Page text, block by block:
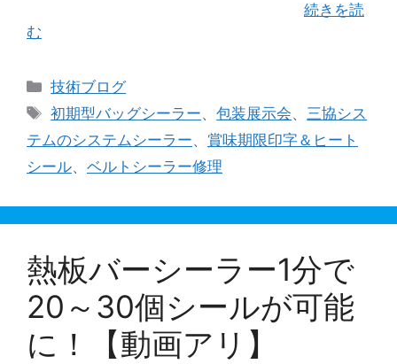
続きを読
む
カ
テ
リ
ー
技術ブログ
タ
グ
初期型バッグシーラー、包装展示会、三協シス
テムのシステムシーラー、 賞味期限印字＆ヒート
シール、 ベルトシーラー修理
熱板バーシーラー1分で
20～30個シールが可能
に！【動画アリ】